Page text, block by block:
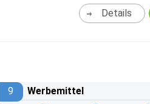
Details
9 Werbemittel